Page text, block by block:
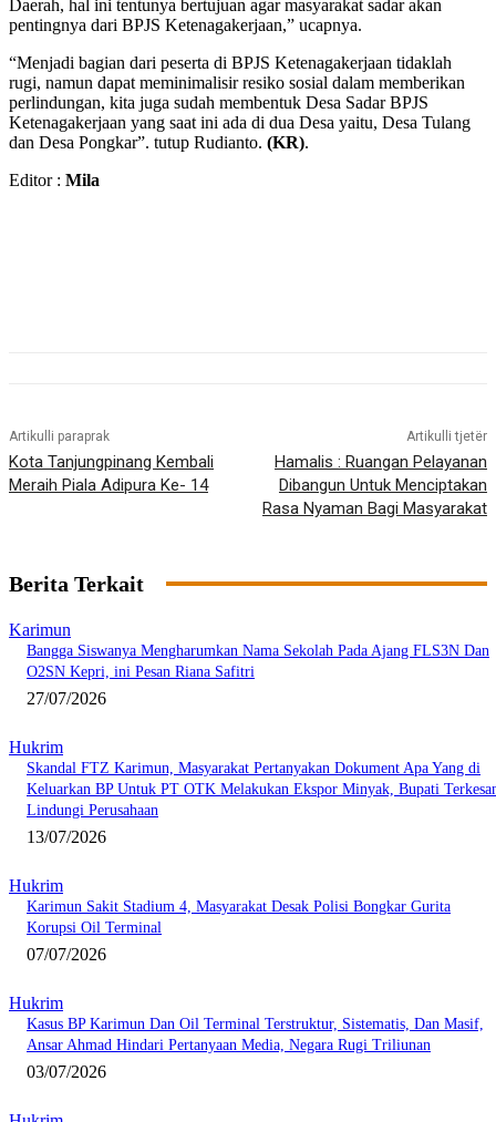
Daerah, hal ini tentunya bertujuan agar masyarakat sadar akan
pentingnya dari BPJS Ketenagakerjaan,” ucapnya.
“Menjadi bagian dari peserta di BPJS Ketenagakerjaan tidaklah
rugi, namun dapat meminimalisir resiko sosial dalam memberikan
perlindungan, kita juga sudah membentuk Desa Sadar BPJS
Ketenagakerjaan yang saat ini ada di dua Desa yaitu, Desa Tulang
dan Desa Pongkar”. tutup Rudianto. (KR).
Editor : Mila
Artikulli paraprak
Kota Tanjungpinang Kembali
Meraih Piala Adipura Ke- 14
Artikulli tjetër
Hamalis : Ruangan Pelayanan
Dibangun Untuk Menciptakan
Rasa Nyaman Bagi Masyarakat
Berita Terkait
Karimun
Bangga Siswanya Mengharumkan Nama Sekolah Pada Ajang FLS3N Dan
O2SN Kepri, ini Pesan Riana Safitri
27/07/2026
Hukrim
Skandal FTZ Karimun, Masyarakat Pertanyakan Dokument Apa Yang di
Keluarkan BP Untuk PT OTK Melakukan Ekspor Minyak, Bupati
Lindungi Perusahaan
13/07/2026
Hukrim
Karimun Sakit Stadium 4, Masyarakat Desak Polisi Bongkar Gurita
Korupsi Oil Terminal
07/07/2026
Hukrim
Kasus BP Karimun Dan Oil Terminal Terstruktur, Sistematis, Dan Masif,
Ansar Ahmad Hindari Pertanyaan Media, Negara Rugi Triliunan
03/07/2026